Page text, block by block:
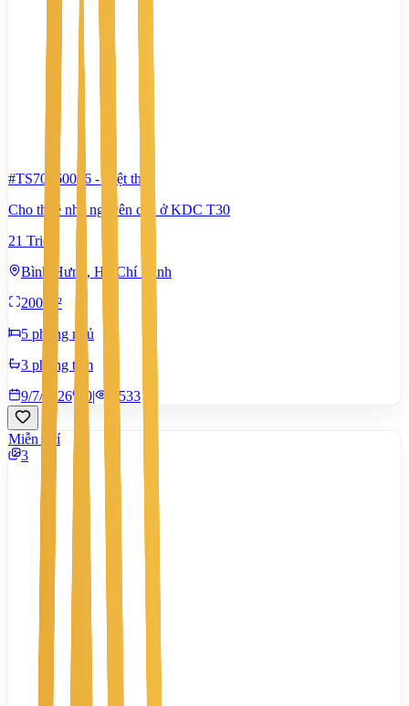
#TS70560006 -
Biệt thự
Cho thuê nhà nguyên căn ở KDC T30
21 Triệu
Bình Hưng, Hồ Chí Minh
200 m²
5 phòng ngủ
3 phòng tắm
9/7/2026
0| 1.533
Miễn phí
3